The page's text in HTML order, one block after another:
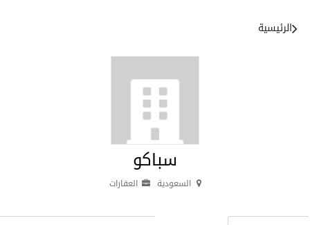
الرئيسية
سباكو
السعودية العقارات